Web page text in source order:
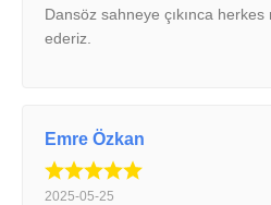
Dansöz sahneye çıkınca
ederiz.
Emre Özkan
2025-05-25